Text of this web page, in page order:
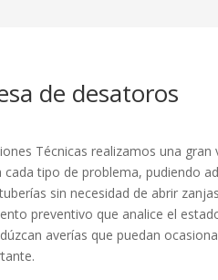
de desatoros
Técnicas realizamos una
cada tipo de problema, pudiendo
sin necesidad de abrir
preventivo que analice el
averías que puedan